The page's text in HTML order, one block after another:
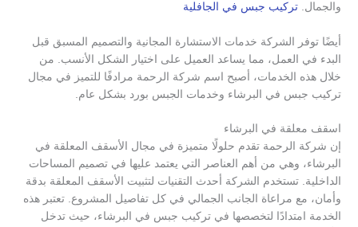
والجمال.تركيب جبس في الجافلية
أيضًا توفر الشركة خدمات الاستشارة المجانية والتصميم المسبق قبل
البدء في العمل، مما يساعد العميل على اختيار الشكل الأنسب. من
خلال هذه الخدمات، أصبح اسم شركة الرحمة مرادفًا للتميز في مجال
تركيب جبس في البرشاء وخدمات الجبس بورد بشكل عام.
اسقف معلقة في البرشاء
إن شركة الرحمة تقدم حلولًا متميزة في مجال الأسقف المعلقة في
البرشاء، وهي من أهم العناصر التي يعتمد عليها في تصميم المساحات
الداخلية. تستخدم الشركة أحدث التقنيات لتثبيت الأسقف المعلقة بدقة
وأمان، مع مراعاة الجانب الجمالي في كل تفاصيل المشروع. تعتبر هذه
الخدمة امتدادًا لتخصصها في تركيب جبس في البرشاء، حيث تدخل